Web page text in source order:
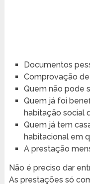
Documentos
Comprovação
Quem não pode
Quem já foi
habitação social
Quem já tem
habitacional em
A prestação
Não é preciso dar
As prestações só